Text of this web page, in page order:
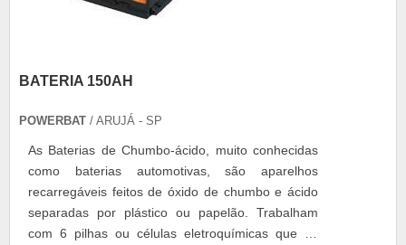
BATERIA 150AH
POWERBAT / ARUJÁ - SP
As Baterias de Chumbo-ácido, muito conhecidas
como baterias automotivas, são aparelhos
recarregáveis feitos de óxido de chumbo e ácido
separadas por plástico ou papelão. Trabalham
com 6 pilhas ou células eletroquímicas que se